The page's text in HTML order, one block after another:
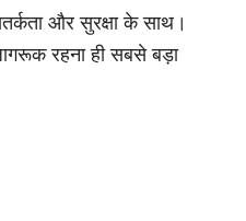
और सुरक्षा के साथ।
रहना ही सबसे बड़ा